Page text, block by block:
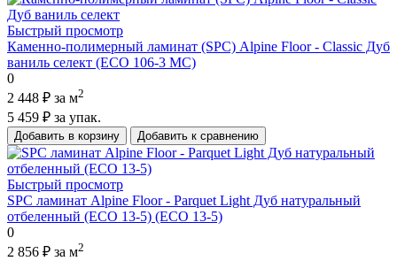
Быстрый просмотр
Каменно-полимерный ламинат (SPC) Alpine Floor - Classic Дуб
ваниль селект (ECO 106-3 MC)
0
2 448 ₽ за м2
5 459 ₽ за упак.
Добавить в корзину Добавить к сравнению
Быстрый просмотр
SPC ламинат Alpine Floor - Parquet Light Дуб натуральный
отбеленный (ECO 13-5) (ECO 13-5)
0
2 856 ₽ за м2